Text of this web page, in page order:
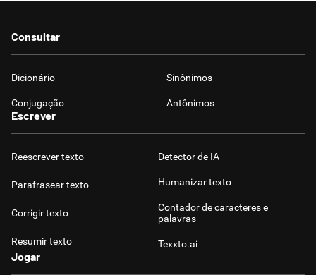
Consultar
Dicionário Sinônimos
Conjugação Antônimos
Escrever
Reescrever texto
Parafrasear texto
Corrigir texto
Resumir texto
Detector de IA
Humanizar texto
Contador de caracteres e
palavras
Texxto.ai
Jogar